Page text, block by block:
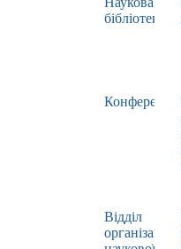
бібліотека
Конференції
Відділ
організації